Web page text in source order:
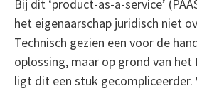
Bij dit ‘product-as-a-service’
het eigenaarschap juridisch niet
Technisch gezien een voor de
oplossing, maar op grond van
ligt dit een stuk gecompliceerder.